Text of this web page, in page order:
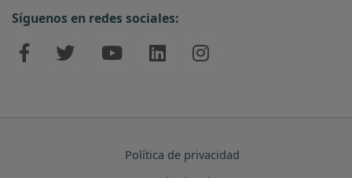
Síguenos en redes sociales:
Política de privacidad